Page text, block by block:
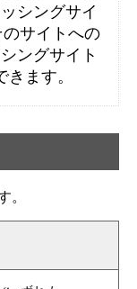
シングサイ
のサイトへの
ングサイト
ます。
。